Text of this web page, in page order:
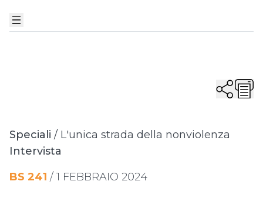
Speciali / L'unica strada della nonviolenza
Intervista
BS 241 / 1 FEBBRAIO 2024